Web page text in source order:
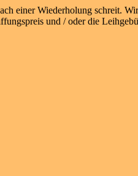
einer Wiederholung schreit.
und / oder die